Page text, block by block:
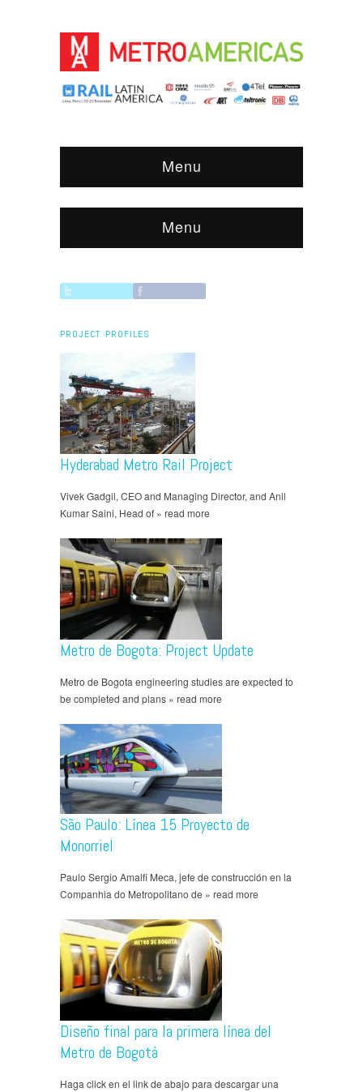
Menu
Menu
PROJECT PROFILES
Hyderabad Metro Rail Project
Vivek Gadgil, CEO and Managing Director, and Anil
Kumar Saini, Head of » read more
Metro de Bogota: Project Update
Metro de Bogota engineering studies are expected to
be completed and plans » read more
São Paulo: Línea 15 Proyecto de
Monorriel
Paulo Sergio Amalfi Meca, jefe de construcción en la
Companhia do Metropolitano de » read more
Diseño final para la primera línea del
Metro de Bogotá
Haga click en el link de abajo para descargar una